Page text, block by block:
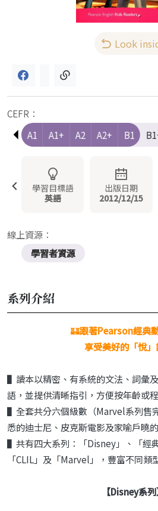
Look
CEFR：
A1
A1 A1+ A2 A2+ B1
學習目標語
英語
出版日期
2012/12/15
線上資源：
學習者資源
系列介紹
🏰跟著Pearson經典
享受美好的「悅
▌讀本以精密、有系統的文法、詞彙
語，並提供清晰指引，方便按年齡或
▌全套共分六個級數（Marvel系列售
悉的迪士尼、皮克斯電影及家喻戶曉
▌共有四大系列：「Disney」、「經
「CLIL」及「Marvel」，豐富不同類
【Disney系列